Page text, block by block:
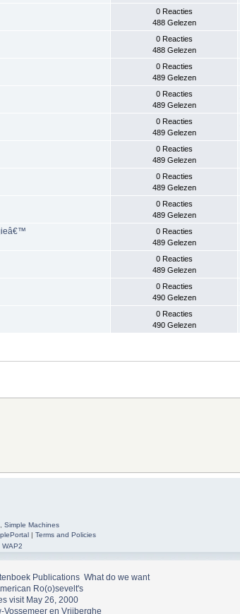
0 Reacties
488 Gelezen
0 Reacties
488 Gelezen
0 Reacties
489 Gelezen
0 Reacties
489 Gelezen
0 Reacties
489 Gelezen
0 Reacties
489 Gelezen
0 Reacties
489 Gelezen
0 Reacties
489 Gelezen
0 Reacties
489 Gelezen
0 Reacties
489 Gelezen
0 Reacties
490 Gelezen
0 Reacties
490 Gelezen
Simple Machines
| Terms and Policies
WAP2
Publications What do we want
Ro(o)sevelt's
visit May 26, 2000
en Vrijberghe